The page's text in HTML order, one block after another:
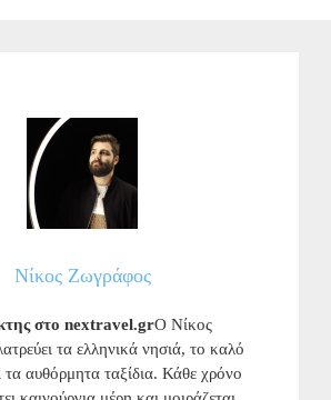
Νίκος Ζωγράφος
στο nextravel.grΟ Νίκος
τα ελληνικά νησιά, το καλό
αυθόρμητα ταξίδια. Κάθε χρόνο